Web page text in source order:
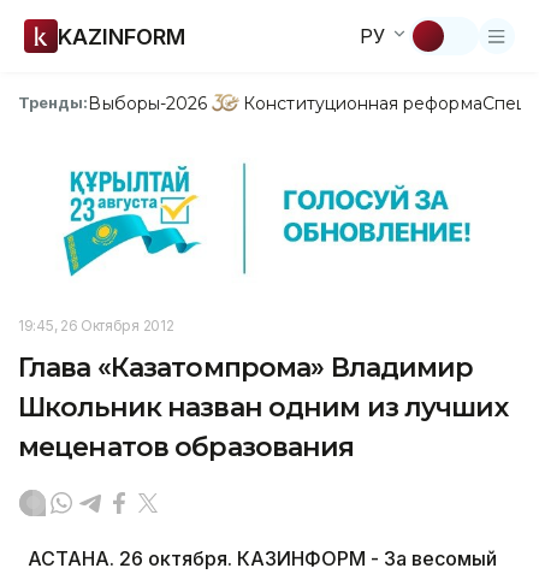
KAZINFORM РУ
Тренды:Выборы-2026 Конституционная реформа
19:45, 26 Октября 2012
Глава «Казатомпрома» Владимир
Школьник назван одним из лучших
меценатов образования
АСТАНА. 26 октября. КАЗИНФОРМ - За весомый